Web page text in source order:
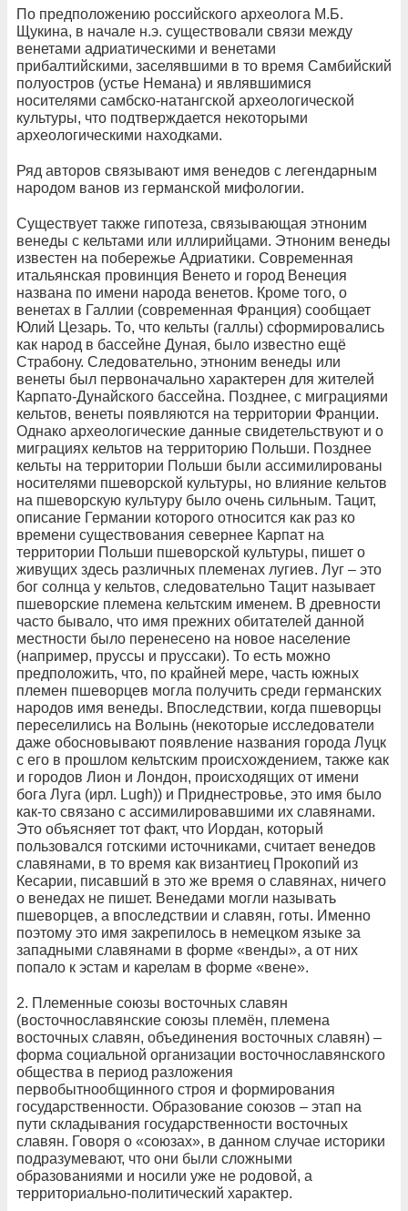
По предположению российского археолога М.Б.
Щукина, в начале н.э. существовали связи между
венетами адриатическими и венетами
прибалтийскими, заселявшими в то время Самбийский
полуостров (устье Немана) и являвшимися
носителями самбско-натангской археологической
культуры, что подтверждается некоторыми
археологическими находками.
Ряд авторов связывают имя венедов с легендарным
народом ванов из германской мифологии.
Существует также гипотеза, связывающая этноним
венеды с кельтами или иллирийцами. Этноним венеды
известен на побережье Адриатики. Современная
итальянская провинция Венето и город Венеция
названа по имени народа венетов. Кроме того, о
венетах в Галлии (современная Франция) сообщает
Юлий Цезарь. То, что кельты (галлы) сформировались
как народ в бассейне Дуная, было известно ещё
Страбону. Следовательно, этноним венеды или
венеты был первоначально характерен для жителей
Карпато-Дунайского бассейна. Позднее, с миграциями
кельтов, венеты появляются на территории Франции.
Однако археологические данные свидетельствуют и о
миграциях кельтов на территорию Польши. Позднее
кельты на территории Польши были ассимилированы
носителями пшеворской культуры, но влияние кельтов
на пшеворскую культуру было очень сильным. Тацит,
описание Германии которого относится как раз ко
времени существования севернее Карпат на
территории Польши пшеворской культуры, пишет о
живущих здесь различных племенах лугиев. Луг – это
бог солнца у кельтов, следовательно Тацит называет
пшеворские племена кельтским именем. В древности
часто бывало, что имя прежних обитателей данной
местности было перенесено на новое население
(например, пруссы и пруссаки). То есть можно
предположить, что, по крайней мере, часть южных
племен пшеворцев могла получить среди германских
народов имя венеды. Впоследствии, когда пшеворцы
переселились на Волынь (некоторые исследователи
даже обосновывают появление названия города Луцк
с его в прошлом кельтским происхождением, также как
и городов Лион и Лондон, происходящих от имени
бога Луга (ирл. Lugh)) и Приднестровье, это имя было
как-то связано с ассимилировавшими их славянами.
Это объясняет тот факт, что Иордан, который
пользовался готскими источниками, считает венедов
славянами, в то время как византиец Прокопий из
Кесарии, писавший в это же время о славянах, ничего
о венедах не пишет. Венедами могли называть
пшеворцев, а впоследствии и славян, готы. Именно
поэтому это имя закрепилось в немецком языке за
западными славянами в форме «венды», а от них
попало к эстам и карелам в форме «вене».
2. Племенные союзы восточных славян
(восточнославянские союзы племён, племена
восточных славян, объединения восточных славян) –
форма социальной организации восточнославянского
общества в период разложения
первобытнообщинного строя и формирования
государственности. Образование союзов – этап на
пути складывания государственности восточных
славян. Говоря о «союзах», в данном случае историки
подразумевают, что они были сложными
образованиями и носили уже не родовой, а
территориально-политический характер.